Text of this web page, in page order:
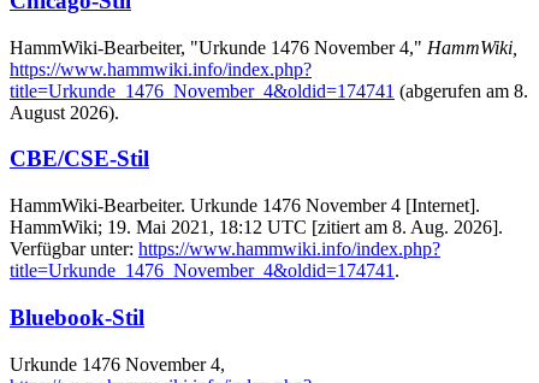
HammWiki-Bearbeiter, "Urkunde 1476 November 4," HammWiki,
https://www.hammwiki.info/index.php?
title=Urkunde_1476_November_4&oldid=174741 (abgerufen am 8.
August 2026).
CBE/CSE-Stil
HammWiki-Bearbeiter. Urkunde 1476 November 4 [Internet].
HammWiki; 19. Mai 2021, 18:12 UTC [zitiert am 8. Aug. 2026].
Verfügbar unter: https://www.hammwiki.info/index.php?
title=Urkunde_1476_November_4&oldid=174741 .
Bluebook-Stil
Urkunde 1476 November 4,